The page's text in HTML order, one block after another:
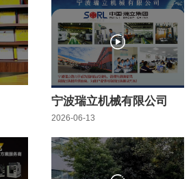
宁波瑞立机械有限公司
2026-06-13